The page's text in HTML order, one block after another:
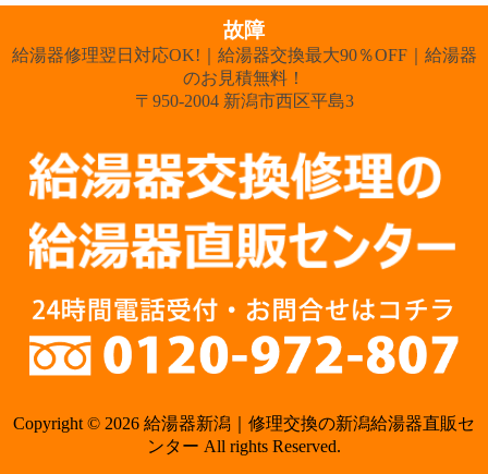
故障
給湯器修理翌日対応OK!｜給湯器交換最大90％OFF｜給湯器
のお見積無料！
〒950-2004 新潟市西区平島3
Copyright © 2026 給湯器新潟｜修理交換の新潟給湯器直販セ
ンター All rights Reserved.